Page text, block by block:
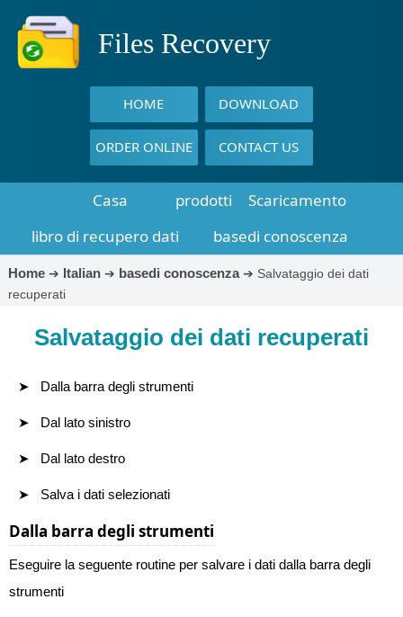
Files Recovery
HOME DOWNLOAD
ORDER ONLINE CONTACT US
Casa prodotti
Scaricamento
libro di recupero dati
basedi conoscenza
Home➔ Italian➔ basedi conoscenza➔ Salvataggio dei dati
recuperati
Salvataggio dei dati recuperati
Dalla barra degli strumenti
Dal lato sinistro
Dal lato destro
Salva i dati selezionati
Dalla barra degli strumenti
Eseguire la seguente routine per salvare i dati dalla barra degli
strumenti